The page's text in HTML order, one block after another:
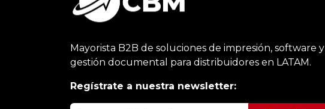
Mayorista B2B de soluciones de impresión, software y
gestión documental para distribuidores en LATAM.
Regístrate a nuestra newsletter: